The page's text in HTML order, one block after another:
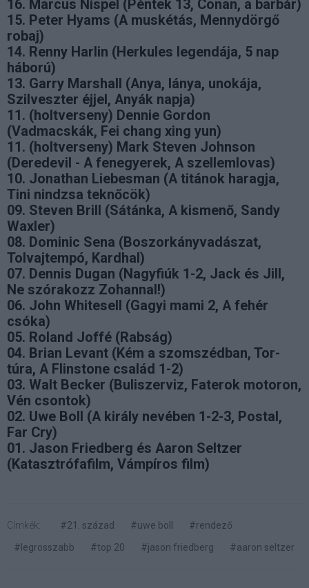
16. Marcus Nispel (Péntek 13, Conan, a barbár)
15. Peter Hyams (A muskétás, Mennydörgő
robaj)
14. Renny Harlin (Herkules legendája, 5 nap
háború)
13. Garry Marshall (Anya, lánya, unokája,
Szilveszter éjjel, Anyák napja)
11. (holtverseny) Dennie Gordon
(Vadmacskák, Fei chang xing yun)
11. (holtverseny) Mark Steven Johnson
(Deredevil - A fenegyerek, A szellemlovas)
10. Jonathan Liebesman (A titánok haragja,
Tini nindzsa teknőcök)
09. Steven Brill (Sátánka, A kismenő, Sandy
Waxler)
08. Dominic Sena (Boszorkányvadászat,
Tolvajtempó, Kardhal)
07. Dennis Dugan (Nagyfiúk 1-2, Jack és Jill,
Ne szórakozz Zohannal!)
06. John Whitesell (Gagyi mami 2, A fehér
csóka)
05. Roland Joffé (Rabság)
04. Brian Levant (Kém a szomszédban, Tor-
túra, A Flinstone család 1-2)
03. Walt Becker (Buliszerviz, Faterok motoron,
Vén csontok)
02. Uwe Boll (A király nevében 1-2-3, Postal,
Far Cry)
01. Jason Friedberg és Aaron Seltzer
(Katasztrófafilm, Vámpíros film)
Címkék: #21. század #uwe boll
#rendező
#legrosszabb
#top 20 #jason friedberg #aaron seltzer